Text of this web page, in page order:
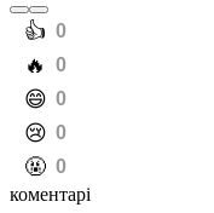
️👍 0
️🔥 0
️😄 0
️😢 0
️🤬 0
коментарі